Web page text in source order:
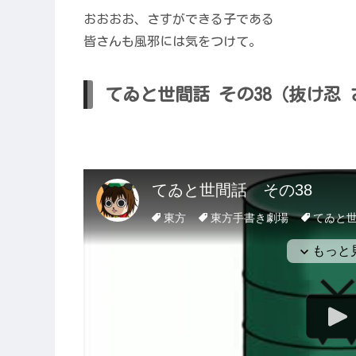
おおおお、さすができる子である
皆さんも風邪には気をつけて。
てゐと世間話 その38（抜け忍